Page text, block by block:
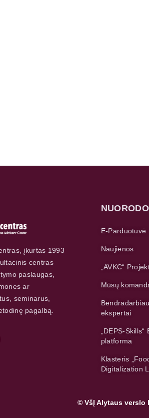
įkurtas 1993
centras
paslaugas,
ar
seminarus,
pagalbą.
E-Parduotuvė
Naujienos
„AVKC“
Mūsų
ekspertai
„DEPS-
platforma
Klasteris
Digitalization
© VšĮ Alytaus verslo